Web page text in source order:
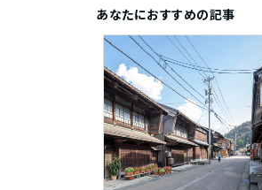
あなたにおすすめの記事